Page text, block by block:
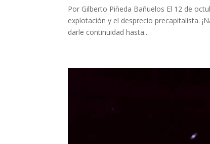
Por Gilberto Piñeda Bañuelos El 12 de
explotación y el desprecio precapitalista.
darle continuidad hasta...